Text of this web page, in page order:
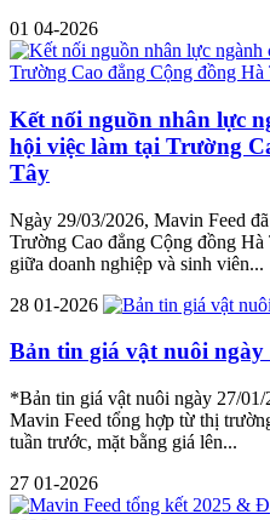
01 04-2026
Kết nối nguồn nhân lực
hội việc làm tại Trường
Tây
Ngày 29/03/2026, Mavin Feed
Trường Cao đẳng Cộng đồng
giữa doanh nghiệp và sinh viên...
28 01-2026
Bản tin giá vật nuôi ngày
*Bản tin giá vật nuôi ngày 27/
Mavin Feed tổng hợp từ thị
tuần trước, mặt bằng giá lên...
27 01-2026